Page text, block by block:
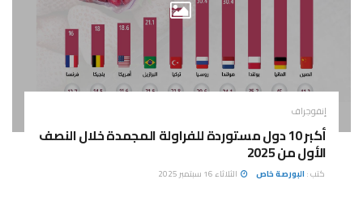
إنفوجراف
أكبر 10 دول مستوردة للفراولة المجمدة خلال النصف
الأول من 2025
كتب : البورصة خاص الثلاثاء 16 سبتمبر 2025